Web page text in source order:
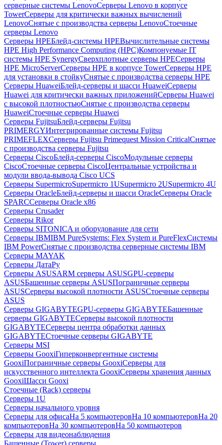
серверные системы LenovoСерверы Lenovo в корпусе
TowerСерверы для критически важных вычислений
LenovoСнятые с производства серверы LenovoСтоечные
серверы Lenovo
Серверы HPEБлейд-системы HPEВычислительные системы
HPE High Performance Computing (HPC)Компонуемые IT
системы HPE SynergyСверхплотные серверы HPEСерверы
HPE MicroServerСерверы HPE в корпусе TowerСерверы HPE
для установки в стойкуСнятые с производства серверы HPE
Серверы HuaweiБлейд-серверы и шасси HuaweiСерверы
Huawei для критически важных приложенийСерверы Huawei
с высокой плотностьюСнятые с производства серверы
HuaweiСтоечные серверы Huawei
Серверы FujitsuБлейд-серверы Fujitsu
PRIMERGYИнтегрированные системы Fujitsu
PRIMEFLEXСерверы Fujitsu Primequest Mission CriticalСнятые
с производства серверы Fujitsu
Серверы CiscoБлейд-серверы CiscoМодульные серверы
CiscoСтоечные серверы CiscoЦентральные устройства и
модули ввода-вывода Cisco UCS
Серверы SupermicroSupermicro 1USupermicro 2USupermicro 4U
Серверы OracleБлейд-серверы и шасси OracleСерверы Oracle
SPARCСерверы Oracle x86
Серверы Crusader
Серверы Rikor
Серверы SITONICA и оборудование для сети
Серверы IBMIBM PureSystems: Flex System и PureFlexСистемы
IBM PowerСнятые с производства серверные системы IBM
Серверы MAYAK
Серверы ДатаРу
Серверы ASUSARM серверы ASUSGPU-серверы
ASUSБашенные серверы ASUSПограничные серверы
ASUSСерверы высокой плотности ASUSСтоечные серверы
ASUS
Серверы GIGABYTEGPU-серверы GIGABYTEБашенные
серверы GIGABYTEСерверы высокой плотности
GIGABYTEСерверы центра обработки данных
GIGABYTEСтоечные серверы GIGABYTE
Серверы MSI
Серверы GooxiГиперконвергентные системы
GooxiПограничные серверы GooxiСерверы для
искусственного интеллекта GooxiСерверы хранения данных
GooxiШасси Gooxi
Стоечные (Rack) серверы
Серверы 1U
Серверы начального уровня
Серверы для офисаНа 5 компьютеровНа 10 компьютеровНа 20
компьютеровНа 30 компьютеровНа 50 компьютеров
Серверы для видеонаблюдения
Башенные (Tower) серверы